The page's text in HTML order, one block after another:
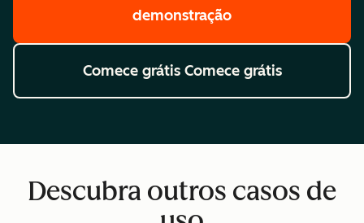
demonstração
Comece grátis Comece grátis
Descubra outros casos de